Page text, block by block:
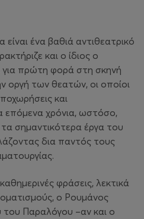
ένα βαθιά αντιθεατρικό
και ο ίδιος ο
για πρώτη φορά στη σκηνή
οργή των θεατών, οι οποίοι
και
επόμενα χρόνια, ωστόσο,
σημαντικότερα έργα του
δια παντός τους
φράσεις, λεκτικά
ο Ρουμάνος
Παραλόγου –αν και ο